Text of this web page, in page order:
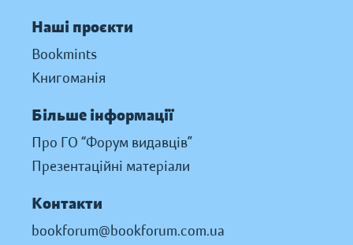
Наші проєкти
Bookmints
Книгоманія
Більше інформації
Про ГО “Форум видавців”
Презентаційні матеріали
Контакти
bookforum@bookforum.com.ua